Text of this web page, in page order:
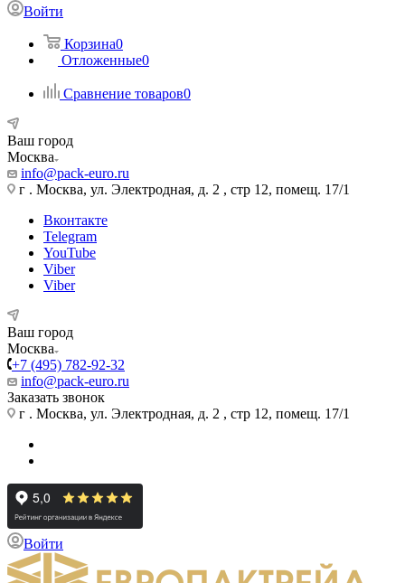
Войти
Корзина0
Отложенные0
Сравнение товаров0
Ваш город
Москва
info@pack-euro.ru
г . Москва, ул. Электродная, д. 2 , стр 12, помещ. 17/1
Вконтакте
Telegram
YouTube
Viber
Viber
Ваш город
Москва
+7 (495) 782-92-32
info@pack-euro.ru
Заказать звонок
г . Москва, ул. Электродная, д. 2 , стр 12, помещ. 17/1
Войти